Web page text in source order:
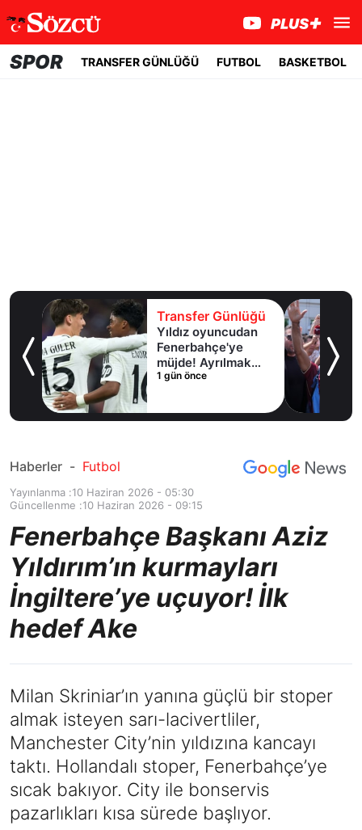
SPOR TRANSFER GÜNLÜĞÜ FUTBOL BASKETBOL
Transfer Günlüğü
Yıldız oyuncudan
Fenerbahçe'ye
müjde! Ayrılmak
istiyor
1 gün önce
Haberler - Futbol
Yayınlanma :10 Haziran 2026 - 05:30
Güncellenme :10 Haziran 2026 - 09:15
Fenerbahçe Başkanı Aziz
Yıldırım’ın kurmayları
İngiltere’ye uçuyor! İlk
hedef Ake
Milan Skriniar’ın yanına güçlü bir stoper
almak isteyen sarı-lacivertliler,
Manchester City’nin yıldızına kancayı
taktı. Hollandalı stoper, Fenerbahçe’ye
sıcak bakıyor. City ile bonservis
pazarlıkları kısa sürede başlıyor.